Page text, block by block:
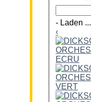
- Laden ...
‹